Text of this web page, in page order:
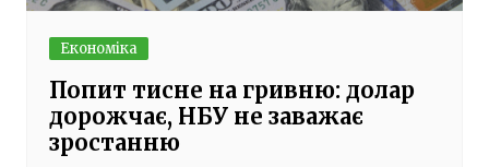
Економіка
Попит тисне на гривню: долар
дорожчає, НБУ не заважає
зростанню